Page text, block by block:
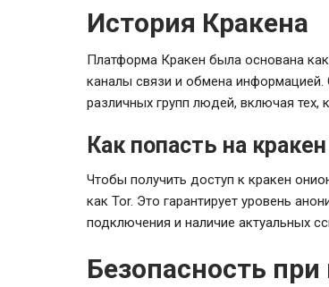
История Кракена
Платформа Кракен была основана
каналы связи и обмена информацией.
различных групп людей, включая тех,
Как попасть на
Чтобы получить доступ к кракен
как Tor. Это гарантирует уровень
подключения и наличие актуальных
Безопасность